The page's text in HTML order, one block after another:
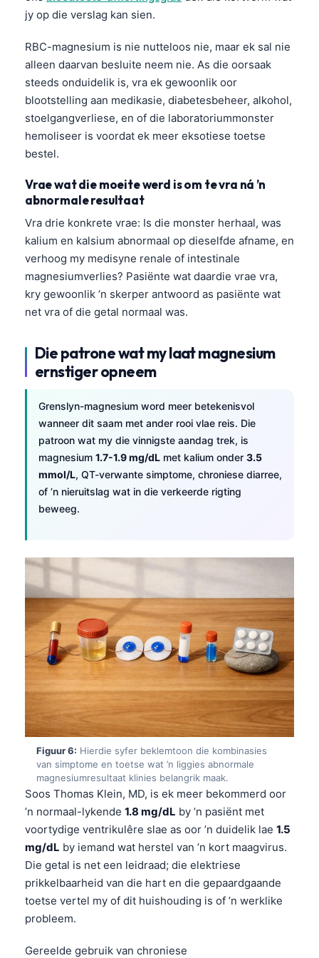
jy op die verslag kan sien.
RBC-magnesium is nie nutteloos nie, maar ek sal nie
alleen daarvan besluite neem nie. As die oorsaak
steeds onduidelik is, vra ek gewoonlik oor
blootstelling aan medikasie, diabetesbeheer, alkohol,
stoelgangverliese, en of die laboratoriummonster
hemoliseer is voordat ek meer eksotiese toetse
bestel.
Vrae wat die moeite werd is om te vra ná ’n
abnormale resultaat
Vra drie konkrete vrae: Is die monster herhaal, was
kalium en kalsium abnormaal op dieselfde afname, en
verhoog my medisyne renale of intestinale
magnesiumverlies? Pasiënte wat daardie vrae vra,
kry gewoonlik ’n skerper antwoord as pasiënte wat
net vra of die getal normaal was.
Die patrone wat my laat magnesium
ernstiger opneem
Grenslyn-magnesium word meer betekenisvol
wanneer dit saam met ander rooi vlae reis. Die
patroon wat my die vinnigste aandag trek, is
magnesium 1.7-1.9 mg/dL met kalium onder 3.5
mmol/L, QT-verwante simptome, chroniese diarree,
of ’n nieruitslag wat in die verkeerde rigting
beweeg.
Figuur 6: Hierdie syfer beklemtoon die kombinasies
van simptome en toetse wat ’n liggies abnormale
magnesiumresultaat klinies belangrik maak.
Soos Thomas Klein, MD, is ek meer bekommerd oor
’n normaal-lykende 1.8 mg/dL by ’n pasiënt met
voortydige ventrikulêre slae as oor ’n duidelik lae 1.5
mg/dL by iemand wat herstel van ’n kort maagvirus.
Die getal is net een leidraad; die elektriese
prikkelbaarheid van die hart en die gepaardgaande
toetse vertel my of dit huishouding is of ’n werklike
probleem.
Gereelde gebruik van chroniese
தமிழ்
ಕನ್ನಡ
മലയാളം
Bahasa Melayu
Tiếng Việt
Tagalog
ไทย
ဗမာစာ
Kiswahili
አማርኛ
Українська
O‘zbekcha
Català
Қазақ тілі
Suomi
Hrvatski
پښتو
سنڌي
සිංහල
অসমীয়া
Latviešu valoda
Euskara
Gàidhlig
Occitan
Монгол
ພາສາລາວ
Basa Jawa
Cebuano
ئۇيغۇرچە
Кыргызча
Татар теле
Беларуская мова
Frysk